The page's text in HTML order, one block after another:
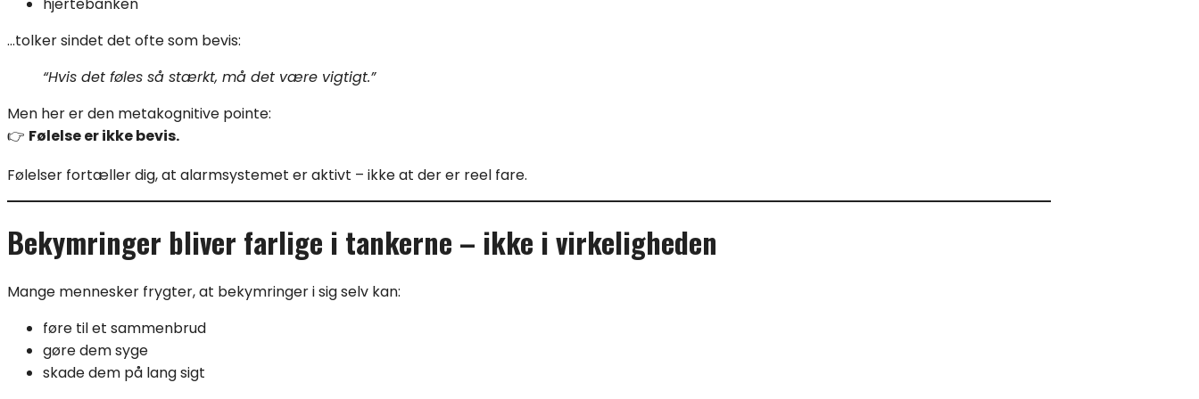
hjertebanken
…tolker sindet det ofte som bevis:
“Hvis det føles så stærkt, må det være vigtigt.”
Men her er den metakognitive pointe:
👉 Følelse er ikke bevis.
Følelser fortæller dig, at alarmsystemet er aktivt – ikke at der er reel fare.
Bekymringer bliver farlige i tankerne – ikke i virkeligheden
Mange mennesker frygter, at bekymringer i sig selv kan:
føre til et sammenbrud
gøre dem syge
skade dem på lang sigt